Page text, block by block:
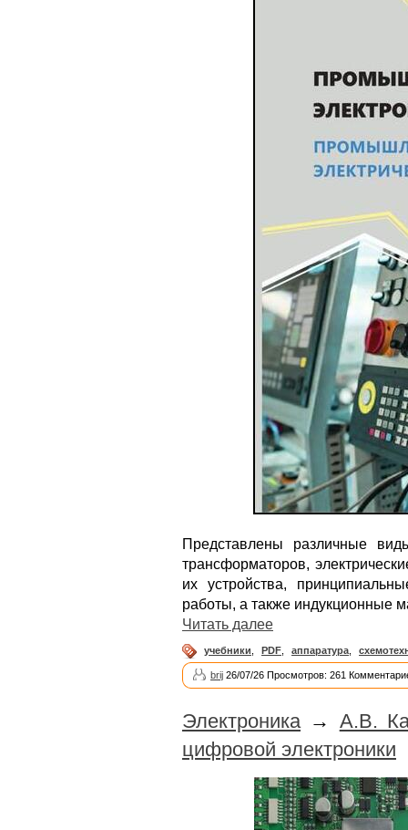
Представлены различные
трансформаторов,
их устройства,
работы, а также индукционные
Читать далее
учебники PDF аппаратура
brij 26/07/26 Просмотров: 261
Электроника → А.В.
цифровой электроники